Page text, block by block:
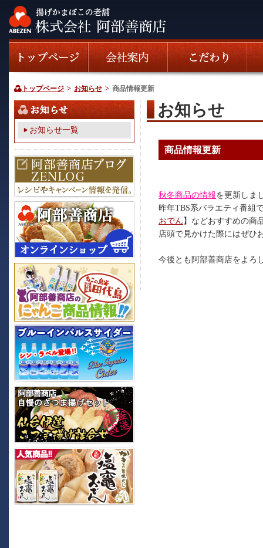
トップページ > お知らせ > 商品情報更新
お知らせ一覧
お知らせ
商品情報更新
秋冬商品の情報を更新しま
昨年TBS系バラエティ番組
おでん 】などおすすめの商
店頭で見かけた際にはぜひ
今後とも阿部善商店をよろ